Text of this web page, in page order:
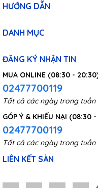
HƯỚNG DẪN
DANH MỤC
ĐĂNG KÝ NHẬN TIN
MUA ONLINE (08:30 -
02477700119
Tất cả các ngày trong tuần
GÓP Ý & KHIẾU NẠI (08:30
02477700119
Tất cả các ngày trong tuần
LIÊN KẾT SÀN